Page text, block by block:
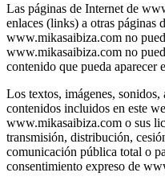
Las páginas de Internet de
enlaces (links) a otras páginas
www.mikasaibiza.com no
www.mikasaibiza.com no
contenido que pueda aparecer
Los textos, imágenes,
contenidos incluidos en este
www.mikasaibiza.com o sus
transmisión, distribución,
comunicación pública total o
consentimiento expreso de